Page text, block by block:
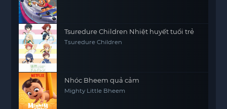
Tsuredure Children Nhiệt huyết tuổi trẻ
Tsuredure Children
Nhóc Bheem quả cảm
Mighty Little Bheem